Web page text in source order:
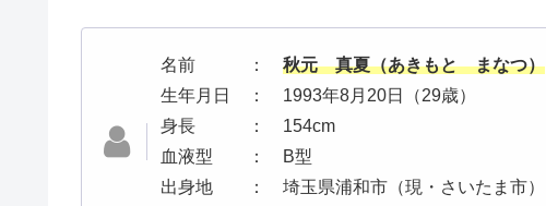
名前 ： 秋元 真夏（あきもと まなつ）
生年月日 ： 1993年8月20日（29歳）
身長 ： 154cm
血液型 ： B型
出身地 ： 埼玉県浦和市（現・さいたま市）